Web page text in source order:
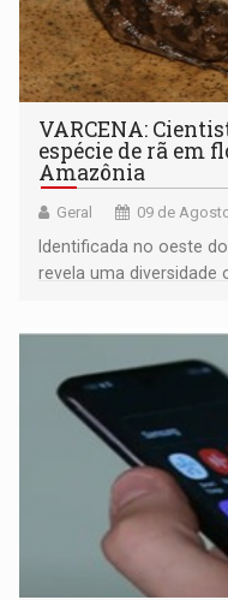
VARCENA:
espécie de rã em
Amazônia
Geral 09 de
Identificada no oeste
revela uma diversidade